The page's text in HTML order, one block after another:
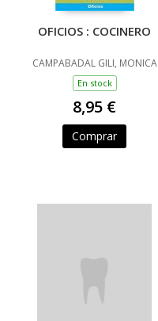
OFICIOS : COCINERO
CAMPABADAL GILI, MONICA
En stock
8,95 €
Comprar